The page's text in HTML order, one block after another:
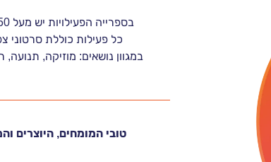
בספרייה הפעילויות יש מעל 150 פעילויות מוכנות המותאמות לגיל הרך.
כל פעילות כוללת סרטוני
במגוון נושאים: מוזיקה,
טובי המומחים, היוצרים